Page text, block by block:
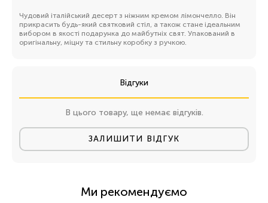
Чудовий італійський десерт з ніжним кремом лімончелло. Він
прикрасить будь-який святковий стіл, а також стане ідеальним
вибором в якості подарунка до майбутніх свят. Упакований в
оригінальну, міцну та стильну коробку з ручкою.
Відгуки
В цього товару, ще немає відгуків.
ЗАЛИШИТИ ВІДГУК
Ми рекомендуємо